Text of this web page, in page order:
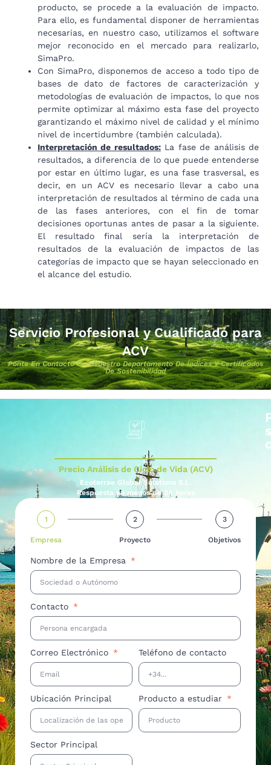
producto, se procede a la evaluación de impacto.
Para ello, es fundamental disponer de herramientas
necesarias, en nuestro caso, utilizamos el software
mejor reconocido en el mercado para realizarlo,
SimaPro.
Con SimaPro, disponemos de acceso a todo tipo de
bases de dato de factores de caracterización y
metodologías de evaluación de impactos, lo que nos
permite optimizar al máximo esta fase del proyecto
garantizando el máximo nivel de calidad y el mínimo
nivel de incertidumbre (también calculada).
Interpretación de resultados:La fase de análisis de
resultados, a diferencia de lo que puede entenderse
por estar en último lugar, es una fase trasversal, es
decir, en un ACV es necesario llevar a cabo una
interpretación de resultados al término de cada una
de las fases anteriores, con el fin de tomar
decisiones oportunas antes de pasar a la siguiente.
El resultado final sería la interpretación de
resultados de la evaluación de impactos de las
categorías de impacto que se hayan seleccionado en
el alcance del estudio.
Servicio Profesional y Cualificado para
ACV
Ponte En Contacto Con Nuestro Departamento De Índices Y Certificados
De Sostenibilidad
Precio Análisis de Ciclo de Vida (ACV)
Ecoterrae Global Solutions S.L.
Respuesta en menos de 24 horas
1
Empresa
2
Proyecto
3
Objetivos
Nombre de la Empresa
Contacto
Correo Electrónico Teléfono de contacto
Ubicación Principal Producto a estudiar
Sector Principal